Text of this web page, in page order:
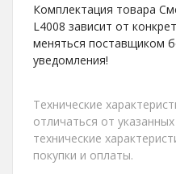
Комплектация товара
L4008 зависит от
меняться поставщиком
уведомления!
Технические
отличаться от
технические
покупки и оплаты.